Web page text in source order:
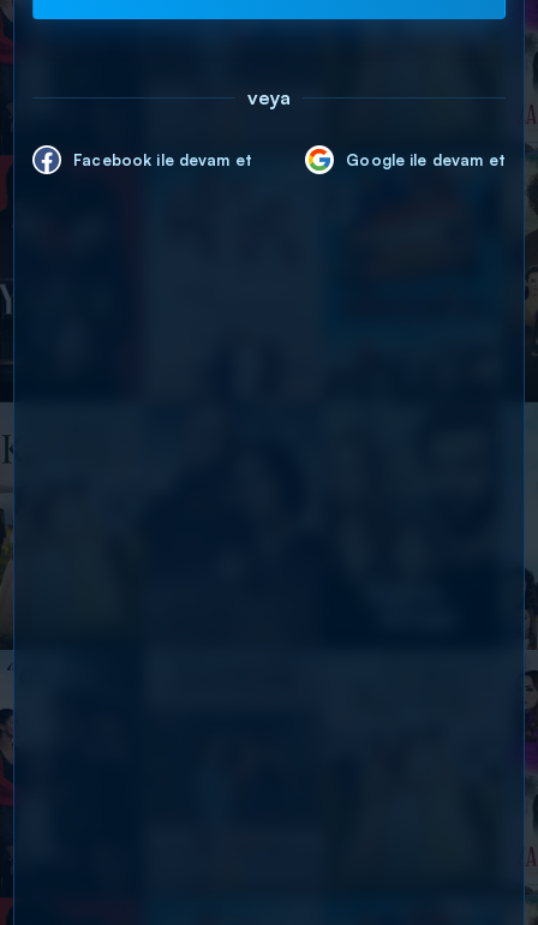
veya
Facebook ile devam et Google ile devam et